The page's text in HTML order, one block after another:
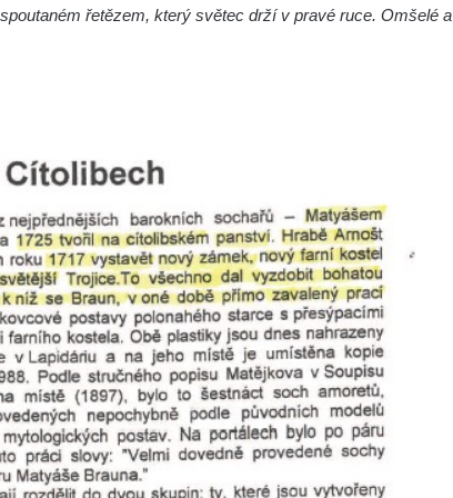
řetězem, který světec drží v pravé ruce. Omšelé a